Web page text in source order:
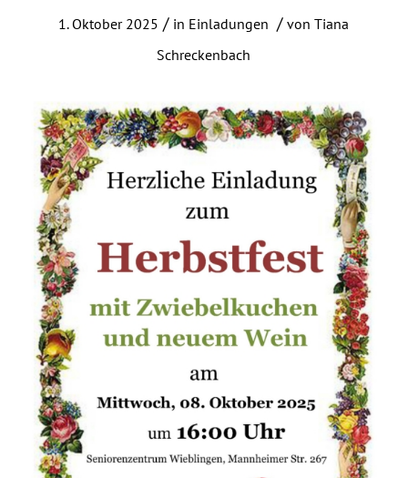
1. Oktober 2025 / in Einladungen / vonTiana
Schreckenbach